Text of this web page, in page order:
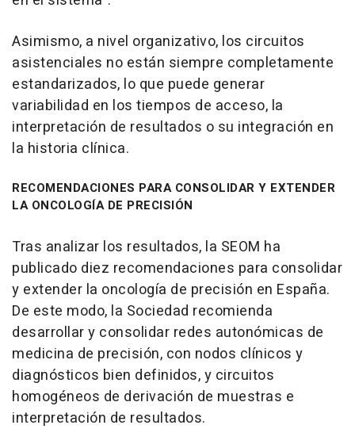
Asimismo, a nivel organizativo, los circuitos
asistenciales no están siempre completamente
estandarizados, lo que puede generar
variabilidad en los tiempos de acceso, la
interpretación de resultados o su integración en
la historia clínica.
RECOMENDACIONES PARA CONSOLIDAR Y EXTENDER
LA ONCOLOGÍA DE PRECISIÓN
Tras analizar los resultados, la SEOM ha
publicado diez recomendaciones para consolidar
y extender la oncología de precisión en España.
De este modo, la Sociedad recomienda
desarrollar y consolidar redes autonómicas de
medicina de precisión, con nodos clínicos y
diagnósticos bien definidos, y circuitos
homogéneos de derivación de muestras e
interpretación de resultados.